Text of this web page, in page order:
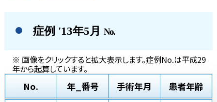
症例 '13年5月 No.
※ 画像をクリックすると拡大表示します。症例No.は平成29
年から起算しています。
No. 年_番号 手術年月 患者年齢